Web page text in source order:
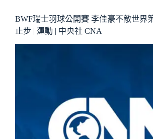
BWF瑞士羽球公開賽 李佳豪不敵世界
止步 | 運動 | 中央社 CNA